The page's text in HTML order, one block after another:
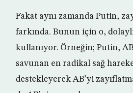
Fakat aynı zamanda Putin,
farkında. Bunun için o, dolaylı
kullanıyor. Örneğin; Putin,
savunan en radikal sağ
destekleyerek AB’yi